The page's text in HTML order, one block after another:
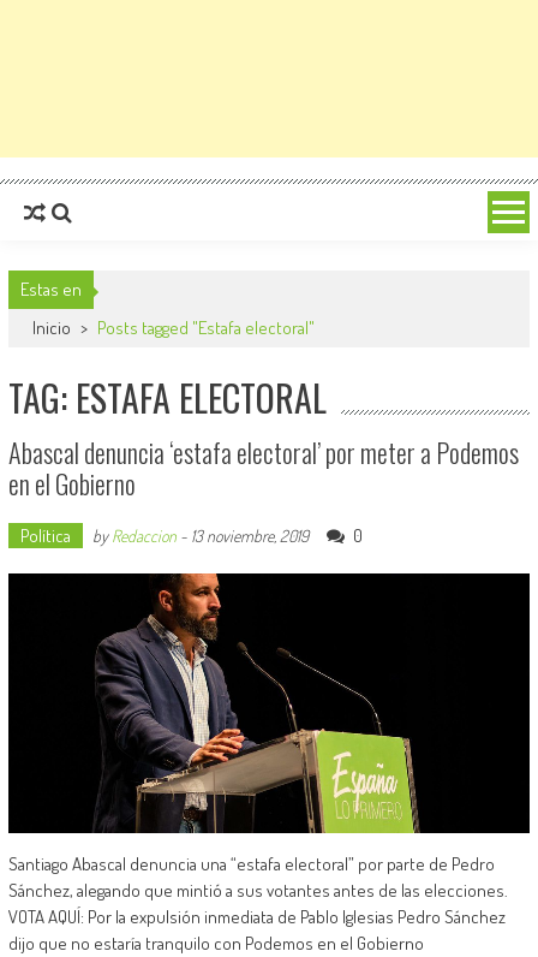
Estas en
Inicio > Posts tagged "Estafa electoral"
TAG: ESTAFA ELECTORAL
Abascal denuncia ‘estafa electoral’ por meter a Podemos
en el Gobierno
Política byRedaccion- 13 noviembre, 2019 0
Santiago Abascal denuncia una “estafa electoral” por parte de Pedro
Sánchez, alegando que mintió a sus votantes antes de las elecciones.
VOTA AQUÍ: Por la expulsión inmediata de Pablo Iglesias Pedro Sánchez
dijo que no estaría tranquilo con Podemos en el Gobierno